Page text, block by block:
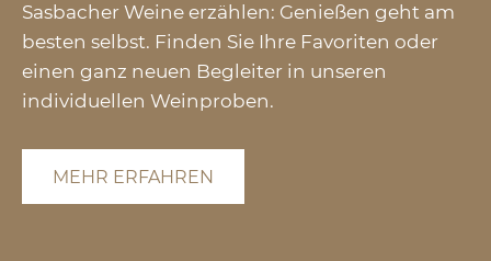
Sasbacher Weine erzählen: Genießen geht am
besten selbst. Finden Sie Ihre Favoriten oder
einen ganz neuen Begleiter in unseren
individuellen Weinproben.
MEHR ERFAHREN